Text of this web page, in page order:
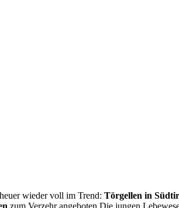
wieder voll im Trend: Törgellen in
zum Verzehr angeboten.Die jungen